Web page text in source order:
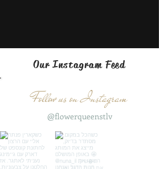
Our Instagram Feed
Follow us on Instagram
@flowerqueenstlv